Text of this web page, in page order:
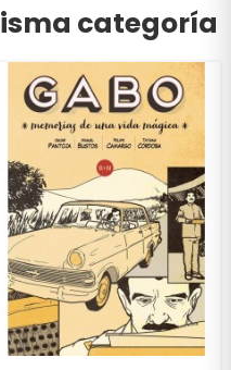
categoría